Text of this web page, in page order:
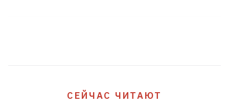
СЕЙЧАС ЧИТАЮТ